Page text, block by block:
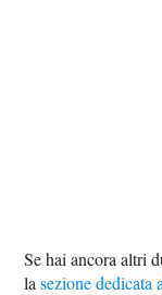
Se hai ancora altri
lasezione dedicata